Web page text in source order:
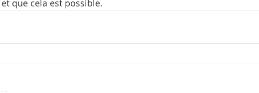
que cela est possible.